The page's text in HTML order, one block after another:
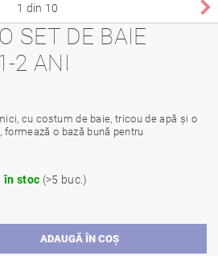
1 din 10
SET DE BAIE
2 ANI
cu costum de baie, tricou de apă și o
o bază bună pentru
în stoc (>5 buc.)